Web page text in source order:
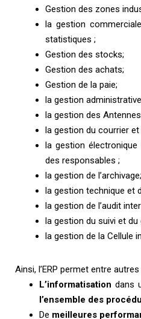
Gestion des zones
la gestion
statistiques ;
Gestion des stocks;
Gestion des achats;
Gestion de la paie;
la gestion
la gestion des
la gestion du courrier
la gestion
des responsables ;
la gestion de l’archivage;
la gestion technique et
la gestion de l’audit
la gestion du suivi et
la gestion de la Cellule
Ainsi, l’ERP permet entre autres
L’informatisation dans
l’ensemble des
De meilleures